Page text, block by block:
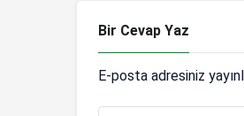
Bir Cevap Yaz
E-posta adresiniz